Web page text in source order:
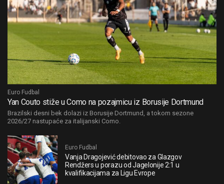
Euro Fudbal
Yan Couto stiže u Como na pozajmicu iz Borusije Dortmund
Brazilski desni bek dolazi iz Borusije Dortmund, a tokom sezone
2026/27 nastupaće za italijanski Como.
Euro Fudbal
Vanja Dragojević debitovao za Glazgov
Rendžers u porazu od Jagelonije 2:1 u
kvalifikacijama za Ligu Evrope